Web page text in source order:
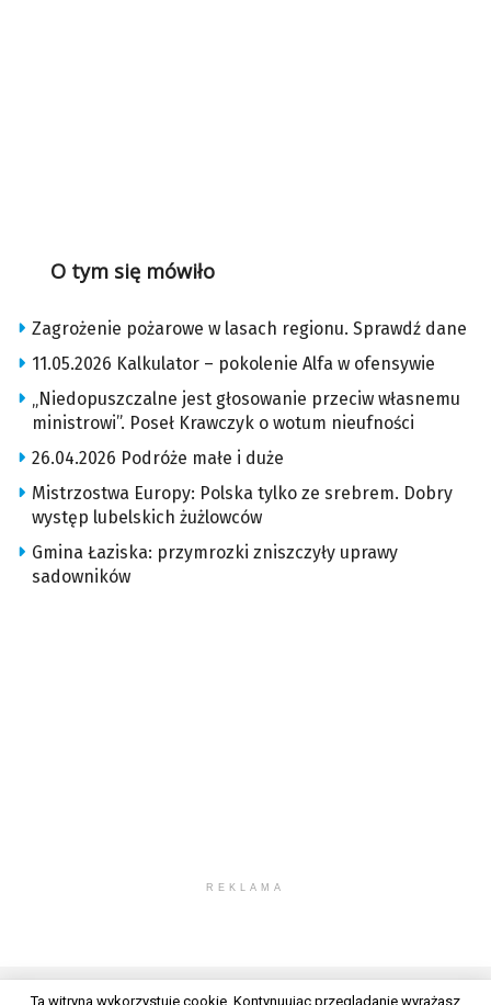
O tym się mówiło
Zagrożenie pożarowe w lasach regionu. Sprawdź dane
11.05.2026 Kalkulator – pokolenie Alfa w ofensywie
„Niedopuszczalne jest głosowanie przeciw własnemu
ministrowi”. Poseł Krawczyk o wotum nieufności
26.04.2026 Podróże małe i duże
Mistrzostwa Europy: Polska tylko ze srebrem. Dobry
występ lubelskich żużlowców
Gmina Łaziska: przymrozki zniszczyły uprawy
sadowników
REKLAMA
Ta witryna wykorzystuje cookie. Kontynuując przeglądanie wyrażasz